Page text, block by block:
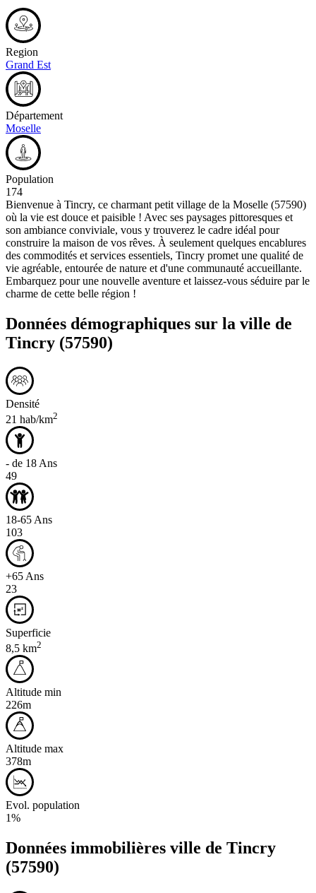
Region
Grand Est
Département
Moselle
Population
174
Bienvenue à Tincry, ce charmant petit village de la Moselle (57590)
où la vie est douce et paisible ! Avec ses paysages pittoresques et
son ambiance conviviale, vous y trouverez le cadre idéal pour
construire la maison de vos rêves. À seulement quelques encablures
des commodités et services essentiels, Tincry promet une qualité de
vie agréable, entourée de nature et d'une communauté accueillante.
Embarquez pour une nouvelle aventure et laissez-vous séduire par le
charme de cette belle région !
Données démographiques sur la ville de
Tincry (57590)
Densité
21 hab/km2
- de 18 Ans
49
18-65 Ans
103
+65 Ans
23
Superficie
8,5 km2
Altitude min
226m
Altitude max
378m
Evol. population
1%
Données immobilières ville de Tincry
(57590)